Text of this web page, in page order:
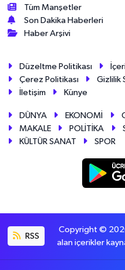
Tüm Manşetler
Son Dakika Haberleri
Haber Arşivi
Düzeltme Politikası
Çerez Politikası
Gizlilik
İletişim
Künye
DÜNYA EKONOMİ
MAKALE
POLİTİKA
KÜLTÜR SANAT
SPOR
RSS
Copyright ©
alan içerikler